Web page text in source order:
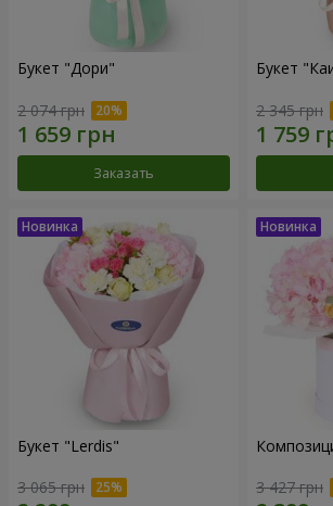
Букет "Дори"
2 074 грн
Заказать
Букет
2 345 грн
Букет "Lerdis"
3 065 грн 3 427 грн